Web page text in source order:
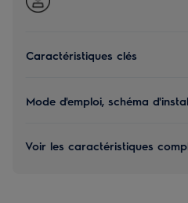
Caractéristiques clés
Mode d'emploi, schéma
Voir les caractéristiques